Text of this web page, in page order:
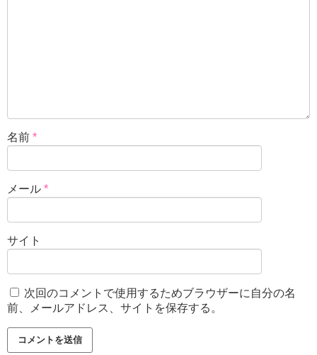
名前 *
メール *
サイト
次回のコメントで使用するためブラウザーに自分の名
前、メールアドレス、サイトを保存する。